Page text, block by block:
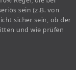
sein (z.B. von
sicher sein, ob der
und wie prüfen